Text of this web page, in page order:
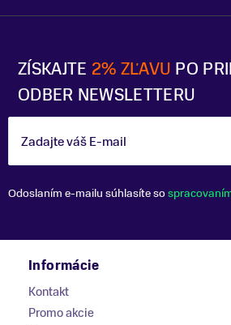
ZÍSKAJTE 2% ZĽAVU PO
ODBER NEWSLETTERU
Zadajte váš E-mail
Odoslaním e-mailu súhlasíte so
Informácie
Kontakt
Promo akcie